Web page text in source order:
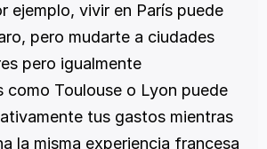
ejemplo, vivir en París puede
pero mudarte a ciudades
pero igualmente
como Toulouse o Lyon puede
tus gastos mientras
la misma experiencia francesa